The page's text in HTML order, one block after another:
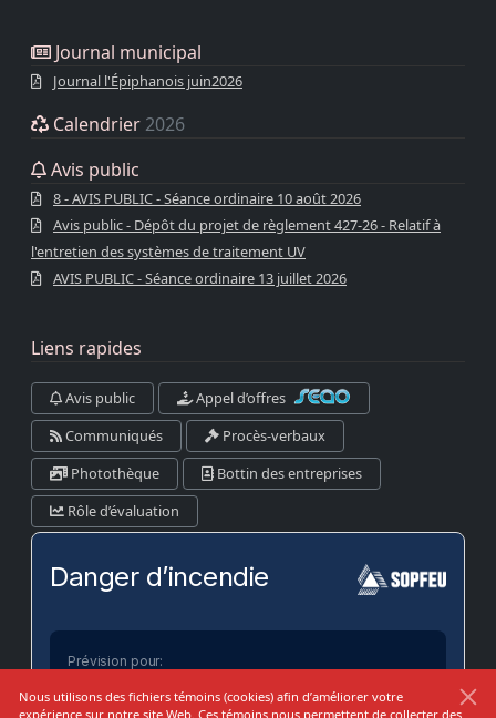
Liens rapides
Avis public
Appel d’offres
Communiqués
Procès-verbaux
Photothèque
Bottin des entreprises
Rôle d’évaluation
Danger d’incendie
Prévision pour:
Kamouraska-RDL-Témis-Les Basques
Journal municipal
Journal l'Épiphanois juin2026
Calendrier 2026
Avis public
8 - AVIS PUBLIC - Séance ordinaire 10 août 2026
Avis public - Dépôt du projet de règlement 427-26 - Relatif à
l'entretien des systèmes de traitement UV
AVIS PUBLIC - Séance ordinaire 13 juillet 2026
Nous utilisons des fichiers témoins (cookies) afin d’améliorer votre
expérience sur notre site Web. Ces témoins nous permettent de collecter des